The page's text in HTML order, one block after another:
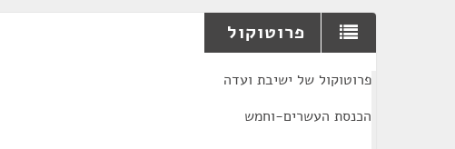
פרוטוקול
פרוטוקול של ישיבת ועדה
הכנסת העשרים-וחמש